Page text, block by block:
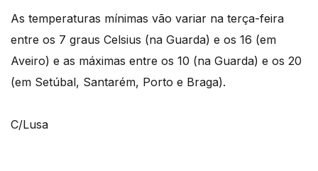
As temperaturas mínimas vão variar na terça-feira
entre os 7 graus Celsius (na Guarda) e os 16 (em
Aveiro) e as máximas entre os 10 (na Guarda) e os 20
(em Setúbal, Santarém, Porto e Braga).
C/Lusa